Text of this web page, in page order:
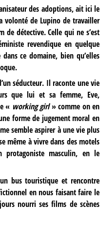
des adoptions, ait ici le
volonté de Lupino de travailler
de détective. Celle qui ne s’est
revendique en quelque
ce domaine, bien qu’elles
séducteur. Il raconte une vie
que lui et sa femme, Eve,
« working girl» comme on en
forme de jugement moral en
semble aspirer à une vie plus
même à vivre dans des motels
protagoniste masculin, en le
bus touristique et rencontre
en nous faisant faire le
nourri ses films de scènes